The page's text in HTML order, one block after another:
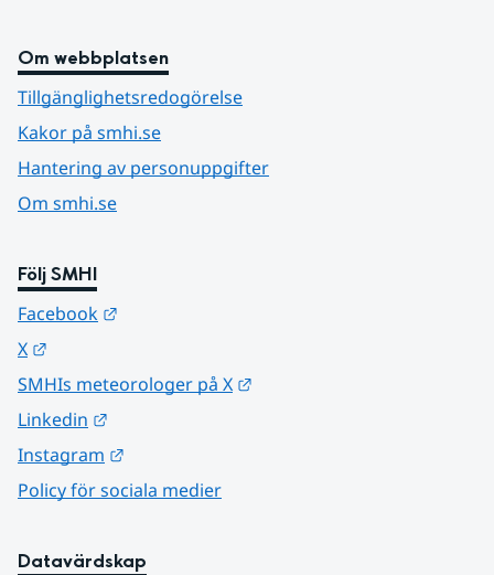
Om webbplatsen
Tillgänglighetsredogörelse
Kakor på smhi.se
Hantering av personuppgifter
Om smhi.se
Följ SMHI
Facebook
X
SMHIs meteorologer på X
Linkedin
Instagram
Policy för sociala medier
Datavärdskap